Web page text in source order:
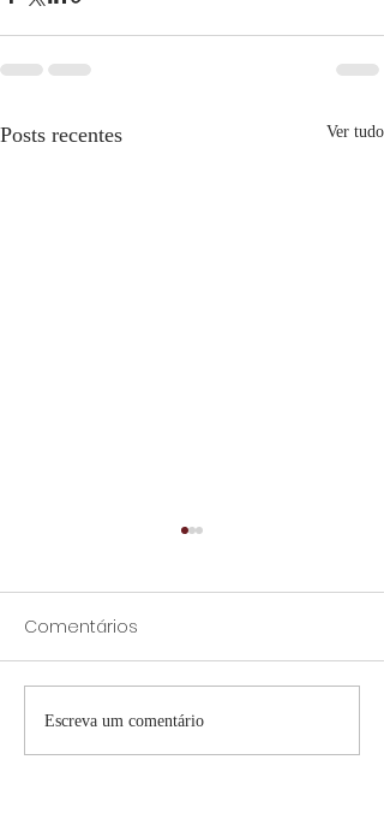
Posts recentes Ver tudo
A moda chega aqui
primeiro
Comentários
Escreva um comentário